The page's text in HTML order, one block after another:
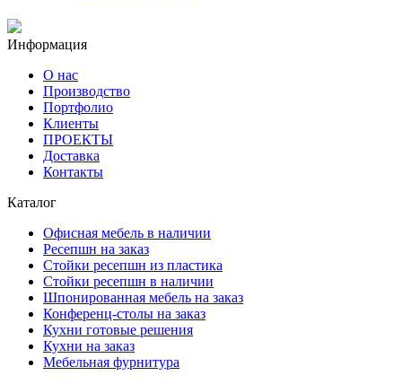
Информация
О нас
Производство
Портфолио
Клиенты
ПРОЕКТЫ
Доставка
Контакты
Каталог
Офисная мебель в наличии
Ресепшн на заказ
Стойки ресепшн из пластика
Стойки ресепшн в наличии
Шпонированная мебель на заказ
Конференц-столы на заказ
Кухни готовые решения
Кухни на заказ
Мебельная фурнитура